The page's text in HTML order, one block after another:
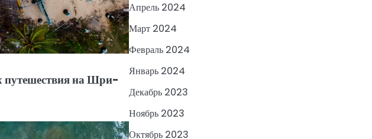
путешествия на Шри-
Апрель 2024
Март 2024
Февраль 2024
Январь 2024
Декабрь 2023
Ноябрь 2023
Октябрь 2023